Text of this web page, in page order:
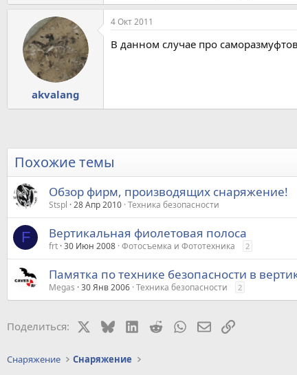
akvalang
4 Окт 2011
В данном случае про
Похожие темы
Обзор фирм, производящих снаряжение!
Stspl 28 Апр 2010 Техника безопасности
F Вертикальная фиолетовая полоса
frt 30 Июн 2008 Фотосъемка и Фототехника 2
Памятка по технике безопасности в
Megas 30 Янв 2006 Техника безопасности 2
Поделиться: BlueskyLinkedIn
Reddit WhatsApp
Электронная
Ссылка
Снаряжение Снаряжение